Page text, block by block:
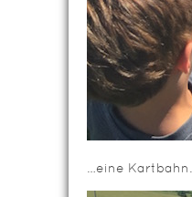
…eine Kartbahn…